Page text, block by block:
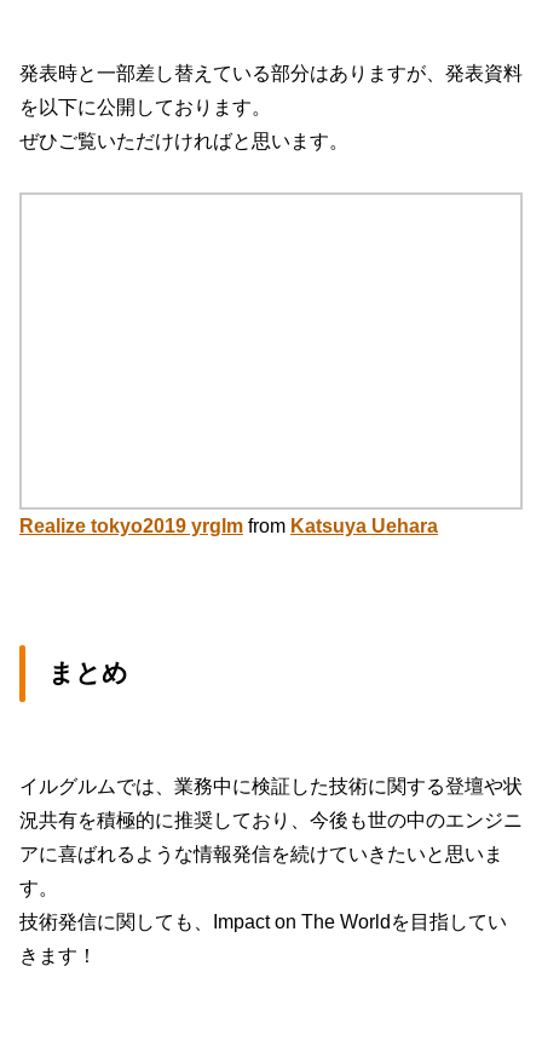
発表時と一部差し替えている部分はありますが、発表資料
を以下に公開しております。
ぜひご覧いただけければと思います。
Realize tokyo2019 yrglm from Katsuya Uehara
まとめ
イルグルムでは、業務中に検証した技術に関する登壇や状
況共有を積極的に推奨しており、今後も世の中のエンジニ
アに喜ばれるような情報発信を続けていきたいと思いま
す。
技術発信に関しても、Impact on The Worldを目指してい
きます！